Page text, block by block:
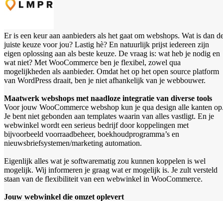
Er is een keur aan aanbieders als het gaat om webshops. Wat is dan
juiste keuze voor jou? Lastig hè? En natuurlijk prijst iedereen zijn
eigen oplossing aan als beste keuze. De vraag is: wat heb je nodig en
wat niet? Met WooCommerce ben je flexibel, zowel qua
mogelijkheden als aanbieder. Omdat het op het open source platform
van WordPress draait, ben je niet afhankelijk van je webbouwer.
Maatwerk webshops met naadloze integratie van diverse tools
Voor jouw WooCommerce webshop kun je qua design alle kanten
Je bent niet gebonden aan templates waarin van alles vastligt. En je
webwinkel wordt een serieus bedrijf door koppelingen met
bijvoorbeeld voorraadbeheer, boekhoudprogramma’s en
nieuwsbriefsystemen/marketing automation.
Eigenlijk alles wat je softwarematig zou kunnen koppelen is wel
mogelijk. Wij informeren je graag wat er mogelijk is. Je zult versteld
staan van de flexibiliteit van een webwinkel in WooCommerce.
Jouw webwinkel die omzet oplevert